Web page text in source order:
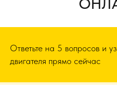
Ответьте на 5 вопросов и
двигателя прямо сейчас